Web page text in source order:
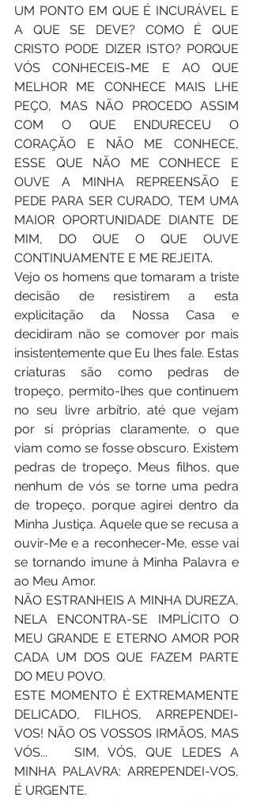
UM PONTO EM QUE É INCURÁVEL E
A QUE SE DEVE? COMO É QUE
CRISTO PODE DIZER ISTO? PORQUE
VÓS CONHECEIS-ME E AO QUE
MELHOR ME CONHECE MAIS LHE
PEÇO, MAS NÃO PROCEDO ASSIM
COM O QUE ENDURECEU O
CORAÇÃO E NÃO ME CONHECE,
ESSE QUE NÃO ME CONHECE E
OUVE A MINHA REPREENSÃO E
PEDE PARA SER CURADO, TEM UMA
MAIOR OPORTUNIDADE DIANTE DE
MIM, DO QUE O QUE OUVE
CONTINUAMENTE E ME REJEITA.
Vejo os homens que tomaram a triste
decisão de resistirem a esta
explicitação da Nossa Casa e
decidiram não se comover por mais
insistentemente que Eu lhes fale. Estas
criaturas são como pedras de
tropeço, permito-lhes que continuem
no seu livre arbítrio, até que vejam
por si próprias claramente, o que
viam como se fosse obscuro. Existem
pedras de tropeço, Meus filhos, que
nenhum de vós se torne uma pedra
de tropeço, porque agirei dentro da
Minha Justiça. Aquele que se recusa a
ouvir-Me e a reconhecer-Me, esse vai
se tornando imune à Minha Palavra e
ao Meu Amor.
NÃO ESTRANHEIS A MINHA DUREZA,
NELA ENCONTRA-SE IMPLÍCITO O
MEU GRANDE E ETERNO AMOR POR
CADA UM DOS QUE FAZEM PARTE
DO MEU POVO.
ESTE MOMENTO É EXTREMAMENTE
DELICADO, FILHOS, ARREPENDEI-
VOS! NÃO OS VOSSOS IRMÃOS, MAS
VÓS...   SIM, VÓS, QUE LEDES A
MINHA PALAVRA: ARREPENDEI-VOS,
É URGENTE.